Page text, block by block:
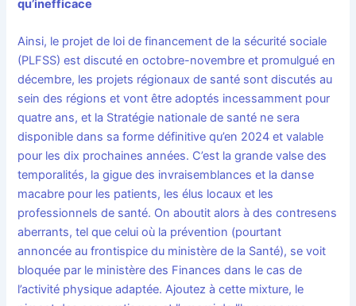
qu’inefficace
Ainsi, le projet de loi de financement de la sécurité sociale
(PLFSS) est discuté en octobre-novembre et promulgué en
décembre, les projets régionaux de santé sont discutés au
sein des régions et vont être adoptés incessamment pour
quatre ans, et la Stratégie nationale de santé ne sera
disponible dans sa forme définitive qu’en 2024 et valable
pour les dix prochaines années. C’est la grande valse des
temporalités, la gigue des invraisemblances et la danse
macabre pour les patients, les élus locaux et les
professionnels de santé. On aboutit alors à des contresens
aberrants, tel que celui où la prévention (pourtant
annoncée au frontispice du ministère de la Santé), se voit
bloquée par le ministère des Finances dans le cas de
l’activité physique adaptée. Ajoutez à cette mixture, le